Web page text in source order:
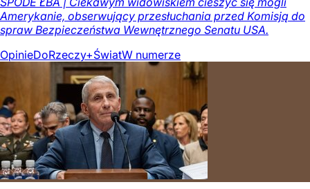
Amerykanie, obserwujący przesłuchania przed Komisją do
spraw Bezpieczeństwa Wewnętrznego Senatu USA.
OpinieDoRzeczy+ŚwiatW numerze